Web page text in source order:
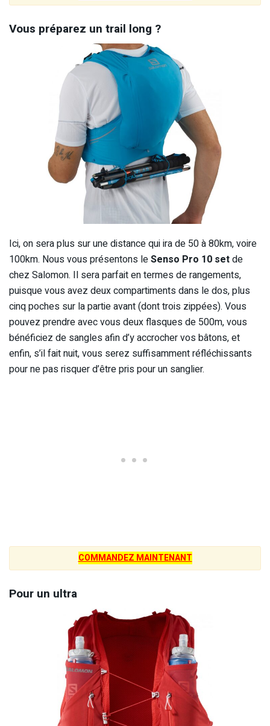
Vous préparez un trail long ?
Ici, on sera plus sur une distance qui ira de 50 à 80km, voire
100km. Nous vous présentons leSenso Pro 10 setde
chez Salomon. Il sera parfait en termes de rangements,
puisque vous avez deux compartiments dans le dos, plus
cinq poches sur la partie avant (dont trois zippées). Vous
pouvez prendre avec vous deux flasques de 500m, vous
bénéficiez de sangles afin d’y accrocher vos bâtons, et
enfin, s’il fait nuit, vous serez suffisamment réfléchissants
pour ne pas risquer d’être pris pour un sanglier.
COMMANDEZ MAINTENANT
Pour un ultra